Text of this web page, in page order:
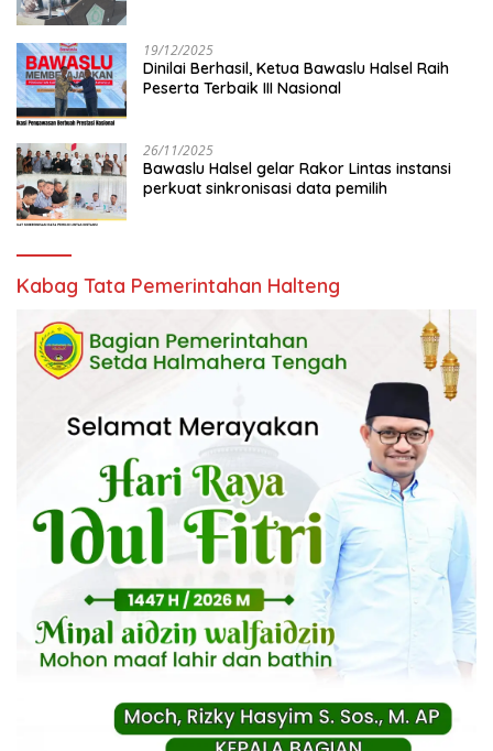
19/12/2025
Dinilai Berhasil, Ketua Bawaslu Halsel Raih
Peserta Terbaik III Nasional
26/11/2025
Bawaslu Halsel gelar Rakor Lintas instansi
perkuat sinkronisasi data pemilih
Kabag Tata Pemerintahan Halteng